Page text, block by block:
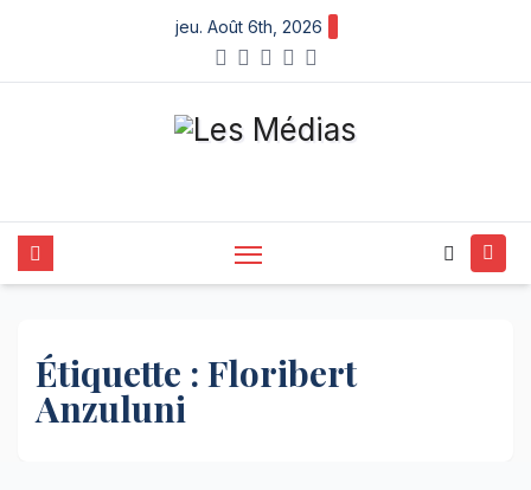
content
jeu. Août 6th, 2026
Étiquette : Floribert
Anzuluni